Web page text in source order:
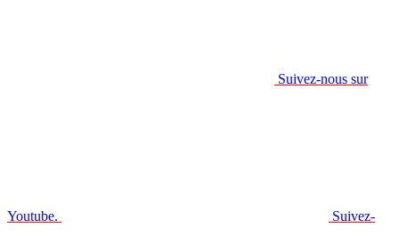
Suivez-nous sur
Youtube. Suivez-